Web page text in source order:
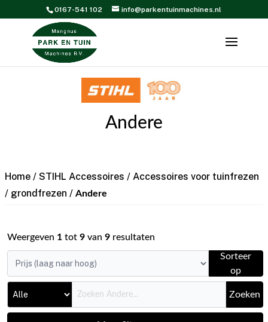
0167-541 102 info@parkentuinmachines.nl
Andere
Home / STIHL Accessoires / Accessoires voor tuinfrezen
/ grondfrezen / Andere
Weergeven 1 tot 9 van 9 resultaten
Sorteer
op
Zoeken